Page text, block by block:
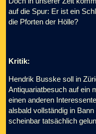
auf die Spur: Er ist ein
die Pforten der Hölle?
Kritik:
Hendrik Busske soll in
Antiquariatbesuch auf ein
einen anderen
alsbald vollständig in
scheinbar tatsächlich